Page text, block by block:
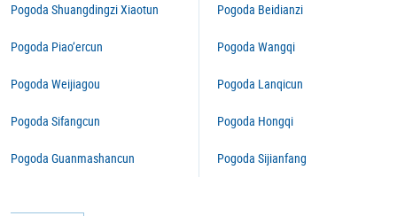
Pogoda Shuangdingzi Xiaotun
Pogoda Piao’ercun
Pogoda Weijiagou
Pogoda Sifangcun
Pogoda Guanmashancun
Pogoda Beidianzi
Pogoda Wangqi
Pogoda Lanqicun
Pogoda Hongqi
Pogoda Sijianfang